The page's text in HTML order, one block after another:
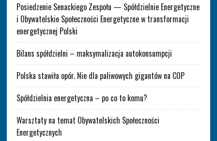
Posiedzenie Senackiego Zespołu — Spółdzielnie Energetyczne
i Obywatelskie Społeczności Energetyczne w transformacji
energetycznej Polski
Bilans spółdzielni – maksymalizacja autokonsumpcji
Polska stawiła opór. Nie dla paliwowych gigantów na COP
Spółdzielnia energetyczna – po co to komu?
Warsztaty na temat Obywatelskich Społeczności
Energetycznych